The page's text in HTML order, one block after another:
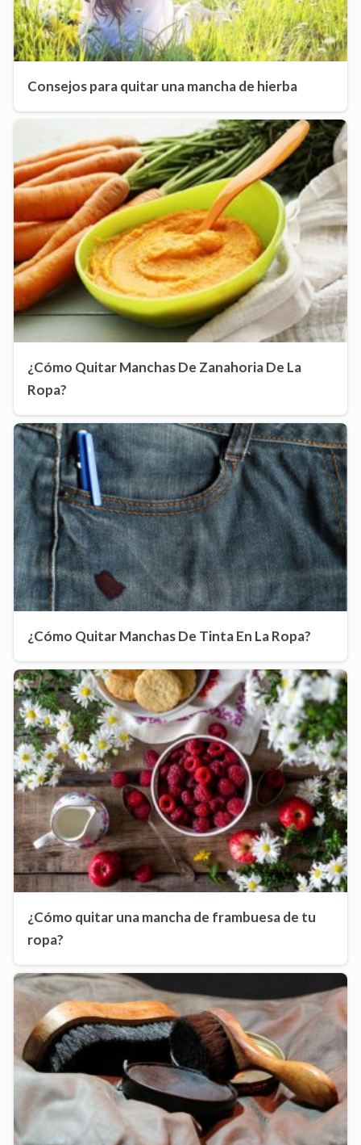
Consejos para quitar una mancha de hierba
¿Cómo Quitar Manchas De Zanahoria De La
Ropa?
¿Cómo Quitar Manchas De Tinta En La Ropa?
¿Cómo quitar una mancha de frambuesa de tu
ropa?